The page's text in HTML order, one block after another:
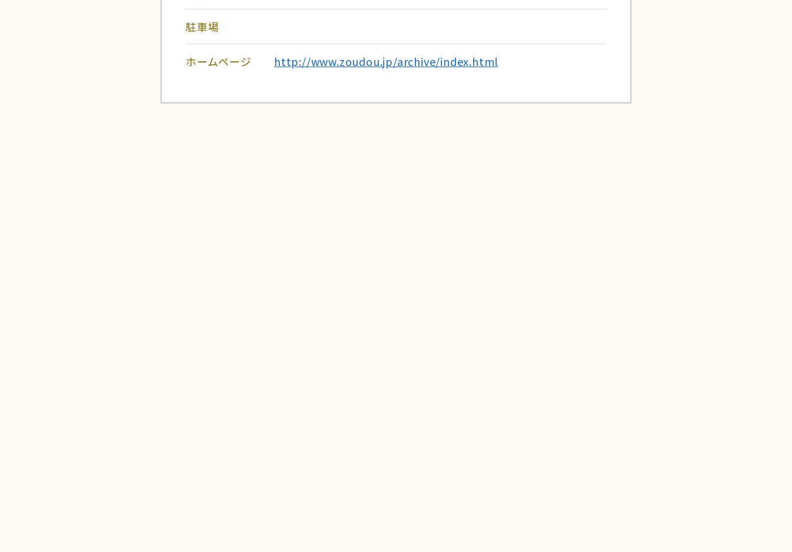
駐車場
ホームページ http://www.zoudou.jp/archive/index.html